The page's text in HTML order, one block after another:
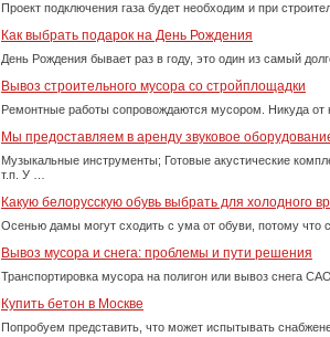
Проект подключения газа будет необходим и при
Как выбрать подарок на День Рождения
День Рождения бывает раз в году, это один из самый
Вывоз строительного мусора со стройплощадки
Ремонтные работы сопровождаются мусором. Никуда
Мы предоставляем в аренду звуковое
Музыкальные инструменты; Готовые акустические
т.п. У …
Какую белорусскую обувь выбрать для холодного
Осенью дамы могут сходить с ума от обуви, потому что
Вывоз мусора и снега: проблемы и пути решения
Транспортировка мусора на полигон или вывоз снега
Купить бетон в Москве
Попробуем представить, что может испытывать